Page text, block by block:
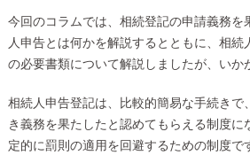
今回のコラムでは、相続登記の申請義務を
人申告とは何かを解説するとともに、相続
の必要書類について解説しましたが、いか
相続人申告登記は、比較的簡易な手続きで
き義務を果たしたと認めてもらえる制度に
定的に罰則の適用を回避するための制度で